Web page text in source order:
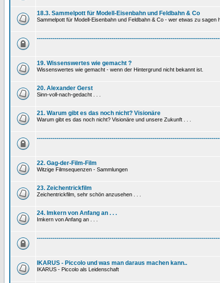
18.3. Sammelpott für Modell-Eisenbahn und Feldbahn & Co
Sammelpott für Modell-Eisenbahn und Feldbahn & Co - wer etwas zu sagen
19. Wissenswertes wie gemacht ?
Wissenswertes wie gemacht - wenn der Hintergrund nicht bekannt ist.
20. Alexander Gerst
Sinn-voll-nach-gedacht . . .
21. Warum gibt es das noch nicht? Visionäre
Warum gibt es das noch nicht? Visionäre und unsere Zukunft . . .
22. Gag-der-Film-Film
Witzige Filmsequenzen - Sammlungen
23. Zeichentrickfilm
Zeichentrickfilm, sehr schön anzusehen . . .
24. Imkern von Anfang an . . .
Imkern von Anfang an . . .
IKARUS - Piccolo und was man daraus machen kann..
IKARUS - Piccolo als Leidenschaft